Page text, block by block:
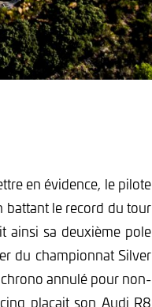
en évidence, le pilote
battant le record du tour
ainsi sa deuxième pole
du championnat Silver
annulé pour non-
plaçait son Audi R8